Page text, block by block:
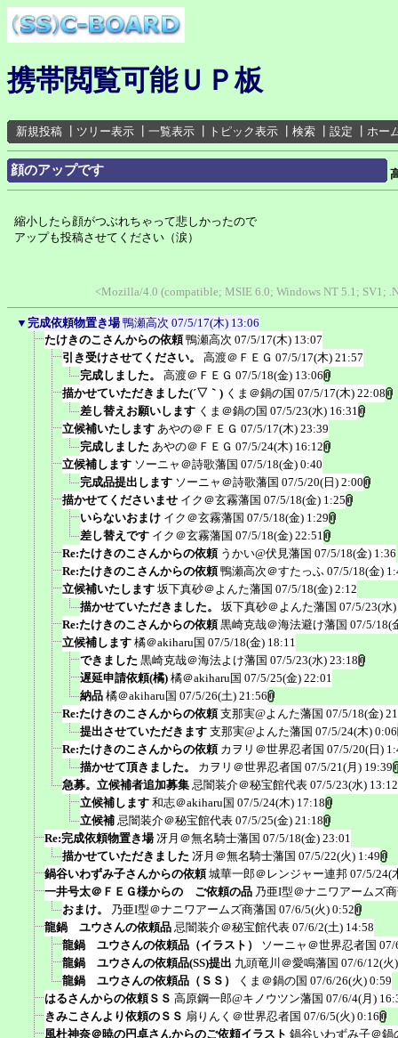
携帯閲覧可能ＵＰ板
新規投稿 ツリー表示 一覧表示 トピック表示 検索 設定 ホー
顔のアップです
縮小したら顔がつぶれちゃって悲しかったので
アップも投稿させてください（涙）
<Mozilla/4.0 (compatible; MSIE 6.0; Windows NT 5.1; SV1;
▼ 完成依頼物置き場 鴨瀬高次 07/5/17(木) 13:06
たけきのこさんからの依頼 鴨瀬高次 07/5/17(木) 13:07
引き受けさせてください。
高渡＠ＦＥＧ 07/5/17(木) 21:57
完成しました。
高渡＠ＦＥＧ 07/5/18(金) 13:06
描かせていただきました(´▽｀) くま＠鍋の国 07/5/17(木) 22:08
差し替えお願いします くま＠鍋の国 07/5/23(水) 16:31
立候補いたします あやの＠ＦＥＧ 07/5/17(木) 23:39
完成しました あやの＠ＦＥＧ 07/5/24(木) 16:12
立候補します ソーニャ＠詩歌藩国 07/5/18(金) 0:40
完成品提出します ソーニャ＠詩歌藩国 07/5/20(日) 2:00
描かせてくださいませ イク＠玄霧藩国 07/5/18(金) 1:25
いらないおまけ イク＠玄霧藩国 07/5/18(金) 1:29
差し替えです イク＠玄霧藩国 07/5/18(金) 22:51
Re:たけきのこさんからの依頼 うかい@伏見藩国 07/5/18(金) 1:36
Re:たけきのこさんからの依頼 鴨瀬高次＠すたっふ 07/5/18(金)
立候補いたします 坂下真砂＠よんた藩国 07/5/18(金) 2:12
描かせていただきました。
坂下真砂＠よんた藩国 07/5/23(水
Re:たけきのこさんからの依頼 黒崎克哉＠海法避け藩国 07/5/18(
立候補します 橘＠akiharu国 07/5/18(金) 18:11
できました 黒崎克哉＠海法よけ藩国 07/5/23(水) 23:18
遅延申請依頼(橘) 橘＠akiharu国 07/5/25(金) 22:01
納品 橘＠akiharu国 07/5/26(土) 21:56
Re:たけきのこさんからの依頼 支那実@よんた藩国 07/5/18(金)
提出させていただきます 支那実@よんた藩国 07/5/24(木) 0:06
Re:たけきのこさんからの依頼 カヲリ＠世界忍者国 07/5/20(日)
描かせて頂きました。
カヲリ＠世界忍者国 07/5/21(月) 19:39
急募。立候補者追加募集 忌闇装介＠秘宝館代表 07/5/23(水) 13:12
立候補します 和志＠akiharu国 07/5/24(木) 17:18
立候補 忌闇装介＠秘宝館代表 07/5/25(金) 21:18
Re:完成依頼物置き場 冴月＠無名騎士藩国 07/5/18(金) 23:01
描かせていただきました 冴月＠無名騎士藩国 07/5/22(火) 1:49
鍋谷いわずみ子さんからの依頼 城華一郎＠レンジャー連邦 07/5/24(
一井号太＠ＦＥＧ様からの ご依頼の品 乃亜I型＠ナニワアームズ
おまけ。
乃亜I型＠ナニワアームズ商藩国 07/6/5(火) 0:52
龍鍋 ユウさんの依頼品 忌闇装介＠秘宝館代表 07/6/2(土) 14:58
龍鍋 ユウさんの依頼品（イラスト）
ソーニャ＠世界忍者国 07/
龍鍋 ユウさんの依頼品(SS)提出 九頭竜川＠愛鳴藩国 07/6/12(火
龍鍋 ユウさんの依頼品（ＳＳ）
くま＠鍋の国 07/6/26(火) 0:59
はるさんからの依頼ＳＳ 高原鋼一郎@キノウツン藩国 07/6/4(月)
きみこさんより依頼のＳＳ 扇りんく＠世界忍者国 07/6/5(火) 0:16
風杜神奈＠暁の円卓さんからのご依頼イラスト 鍋谷いわずみ子＠鍋